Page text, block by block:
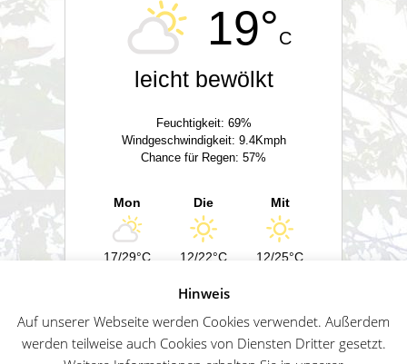
19°C
leicht bewölkt
Feuchtigkeit: 69%
Windgeschwindigkeit: 9.4Kmph
Chance für Regen: 57%
Mon
17/29°C
Die
12/22°C
Mit
12/25°C
Hinweis
Auf unserer Webseite werden Cookies verwendet. Außerdem
werden teilweise auch Cookies von Diensten Dritter gesetzt.